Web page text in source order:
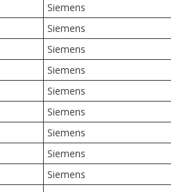
Siemens
Siemens
Siemens
Siemens
Siemens
Siemens
Siemens
Siemens
Siemens